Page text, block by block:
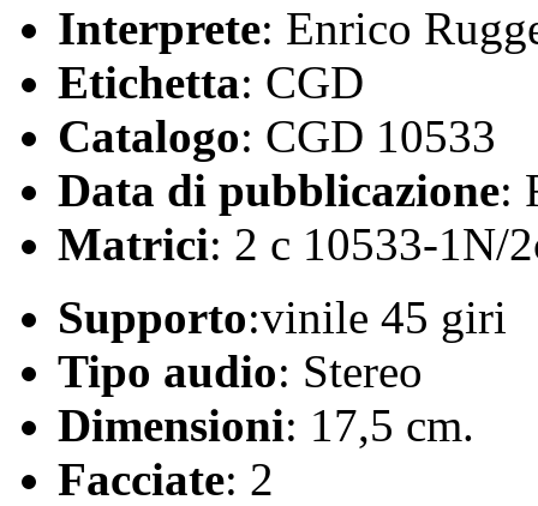
Interprete: Enrico
Etichetta: CGD
Catalogo: CGD 10533
Data di pubblicazione:
Matrici: 2 c 10533-1N/
Supporto:vinile 45 giri
Tipo audio: Stereo
Dimensioni: 17,5 cm.
Facciate: 2